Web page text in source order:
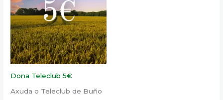
Dona Teleclub 5€
Axuda o Teleclub de Buño